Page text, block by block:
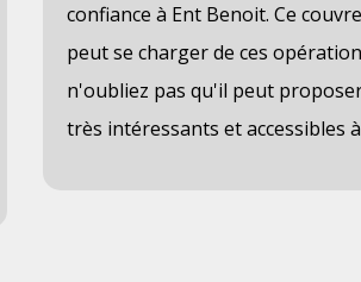
confiance à Ent Benoit. Ce
peut se charger de ces
n'oubliez pas qu'il peut
très intéressants et accessibles